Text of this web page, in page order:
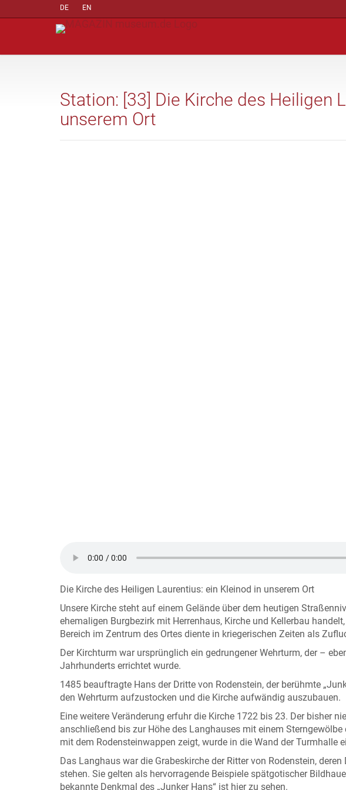
DE EN
Station: [33] Die Kirche des Heiligen
unserem Ort
Die Kirche des Heiligen Laurentius: ein Kleinod in unserem Ort
Unsere Kirche steht auf einem Gelände über dem heutigen
ehemaligen Burgbezirk mit Herrenhaus, Kirche und Kellerbau
Bereich im Zentrum des Ortes diente in kriegerischen Zeiten als
Der Kirchturm war ursprünglich ein gedrungener Wehrturm, der –
Jahrhunderts errichtet wurde.
1485 beauftragte Hans der Dritte von Rodenstein, der berühmte
den Wehrturm aufzustocken und die Kirche aufwändig auszubauen.
Eine weitere Veränderung erfuhr die Kirche 1722 bis 23. Der bisher
anschließend bis zur Höhe des Langhauses mit einem Sterngewölbe
mit dem Rodensteinwappen zeigt, wurde in die Wand der Turmhalle
Das Langhaus war die Grabeskirche der Ritter von Rodenstein,
stehen. Sie gelten als hervorragende Beispiele spätgotischer
bekannte Denkmal des „Junker Hans“ ist hier zu sehen.